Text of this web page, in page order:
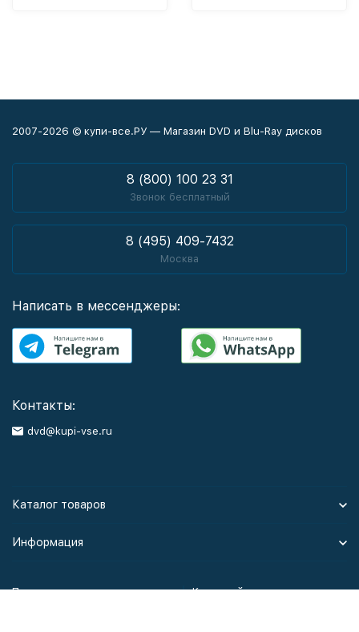
2007-2026 © купи-все.РУ — Магазин DVD и Blu-Ray дисков
8 (800) 100 23 31
Звонок бесплатный
8 (495) 409-7432
Москва
Написать в мессенджеры:
Контакты:
dvd@kupi-vse.ru
Каталог товаров
Информация
Политика персональных данных Карта сайта